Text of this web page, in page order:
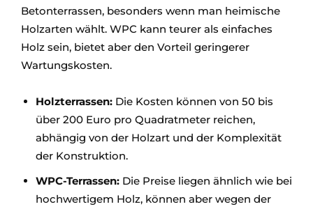
Betonterrassen, besonders wenn man heimische
Holzarten wählt. WPC kann teurer als einfaches
Holz sein, bietet aber den Vorteil geringerer
Wartungskosten.
Holzterrassen: Die Kosten können von 50 bis
über 200 Euro pro Quadratmeter reichen,
abhängig von der Holzart und der Komplexität
der Konstruktion.
WPC-Terrassen: Die Preise liegen ähnlich wie bei
hochwertigem Holz, können aber wegen der